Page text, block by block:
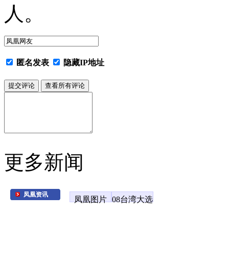
人 。
匿名发表 隐藏IP地址
更多新闻
凤凰资讯
凤凰图片 08台湾大选